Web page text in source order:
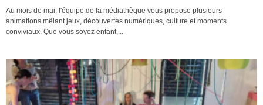
Au mois de mai, l'équipe de la médiathèque vous propose plusieurs
animations mêlant jeux, découvertes numériques, culture et moments
conviviaux. Que vous soyez enfant,...